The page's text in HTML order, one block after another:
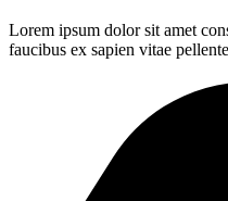
Lorem ipsum dolor sit amet
faucibus ex sapien vitae